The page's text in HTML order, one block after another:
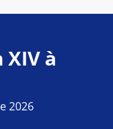
à
2026